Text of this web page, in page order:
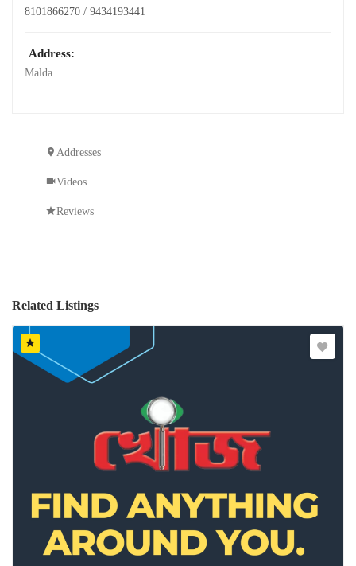
8101866270 / 9434193441
Address:
Malda
Addresses
Videos
Reviews
Related Listings